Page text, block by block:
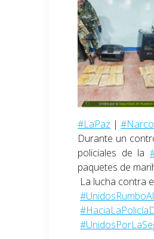
#LaPaz |
Durante un
policiales de la
paquetes de
La lucha contra